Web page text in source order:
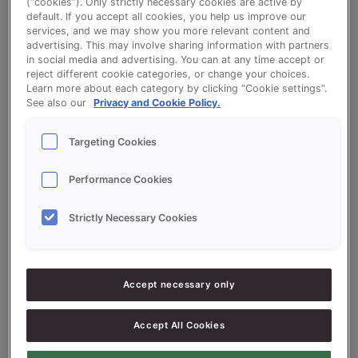
Spelt Kassei
Bekijk het recept voor Spelt Kassei
Ingrediëntenlijst
Ingrediënten
10000 g - 100% VITASON SPELT
Gist
default. If you accept all cookies, you help us improve our
services, and we may show you more relevant content and
advertising. This may involve sharing information with partners
in social media and advertising. You can at any time accept or
reject different cookie categories, or change your choices.
Learn more about each category by clicking “Cookie settings”.
See also our
Privacy and Cookie Policy.
Targeting Cookies
Performance Cookies
Strictly Necessary Cookies
Accept necessary only
Accept All Cookies